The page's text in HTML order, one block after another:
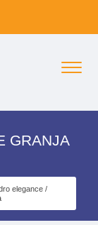
GRANJA
elegance